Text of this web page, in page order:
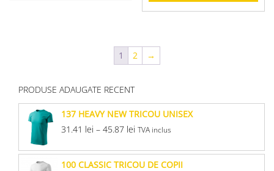
1 2 →
PRODUSE ADAUGATE RECENT
137 HEAVY NEW TRICOU UNISEX
31.41 lei – 45.87 lei TVA inclus
100 CLASSIC TRICOU DE COPII